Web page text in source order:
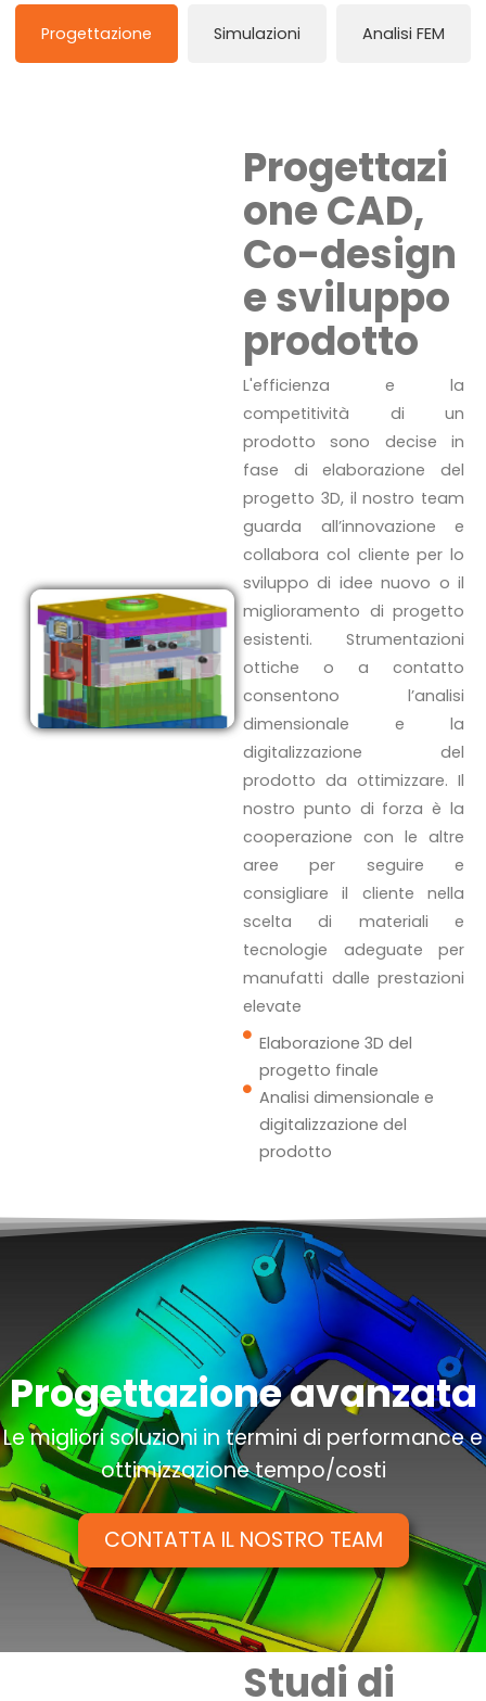
Progettazione Simulazioni Analisi FEM
Progettazi
one CAD,
Co-design
e sviluppo
prodotto
L'efficienza e la
competitività di un
prodotto sono decise in
fase di elaborazione del
progetto 3D, il nostro team
guarda all’innovazione e
collabora col cliente per lo
sviluppo di idee nuovo o il
miglioramento di progetto
esistenti. Strumentazioni
ottiche o a contatto
consentono l’analisi
dimensionale e la
digitalizzazione del
prodotto da ottimizzare. Il
nostro punto di forza è la
cooperazione con le altre
aree per seguire e
consigliare il cliente nella
scelta di materiali e
tecnologie adeguate per
manufatti dalle prestazioni
elevate
Elaborazione 3D del
progetto finale
Analisi dimensionale e
digitalizzazione del
prodotto
Progettazione avanzata
Le migliori soluzioni in termini di performance e
ottimizzazione tempo/costi
CONTATTA IL NOSTRO TEAM
Studi di